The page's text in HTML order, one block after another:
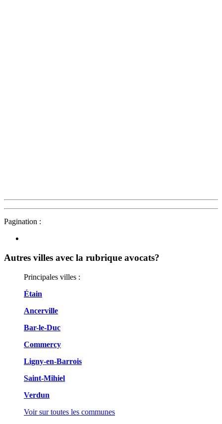
Pagination :
Autres villes avec la rubrique avocats?
Principales villes :
Étain
Ancerville
Bar-le-Duc
Commercy
Ligny-en-Barrois
Saint-Mihiel
Verdun
Voir sur toutes les communes